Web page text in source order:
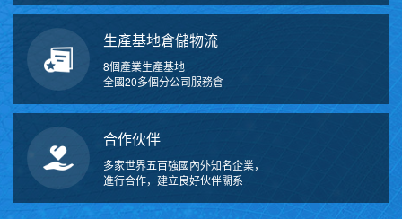
生產基地倉儲物流
8個產業生產基地
全國20多個分公司服務倉
合作伙伴
多家世界五百強國內外知名企業，
進行合作，建立良好伙伴關系